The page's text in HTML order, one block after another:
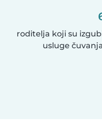
roditelja koji su
usluge